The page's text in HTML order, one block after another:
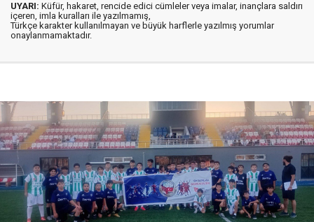
UYARI: Küfür, hakaret, rencide edici cümleler veya imalar, inançlara saldırı
içeren, imla kuralları ile yazılmamış,
Türkçe karakter kullanılmayan ve büyük harflerle yazılmış yorumlar
onaylanmamaktadır.